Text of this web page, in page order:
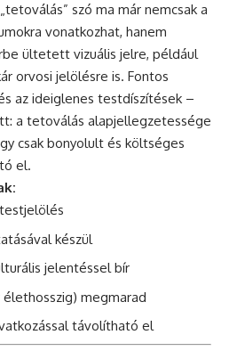
szó ma már nemcsak a
vonatkozhat, hanem
ültetett vizuális jelre, például
orvosi jelölésre is. Fontos
az ideiglenes testdíszítések –
a tetoválás alapjellegzetessége
csak bonyolult és költséges
el.
készül
jelentéssel bír
élethosszig) megmarad
távolítható el